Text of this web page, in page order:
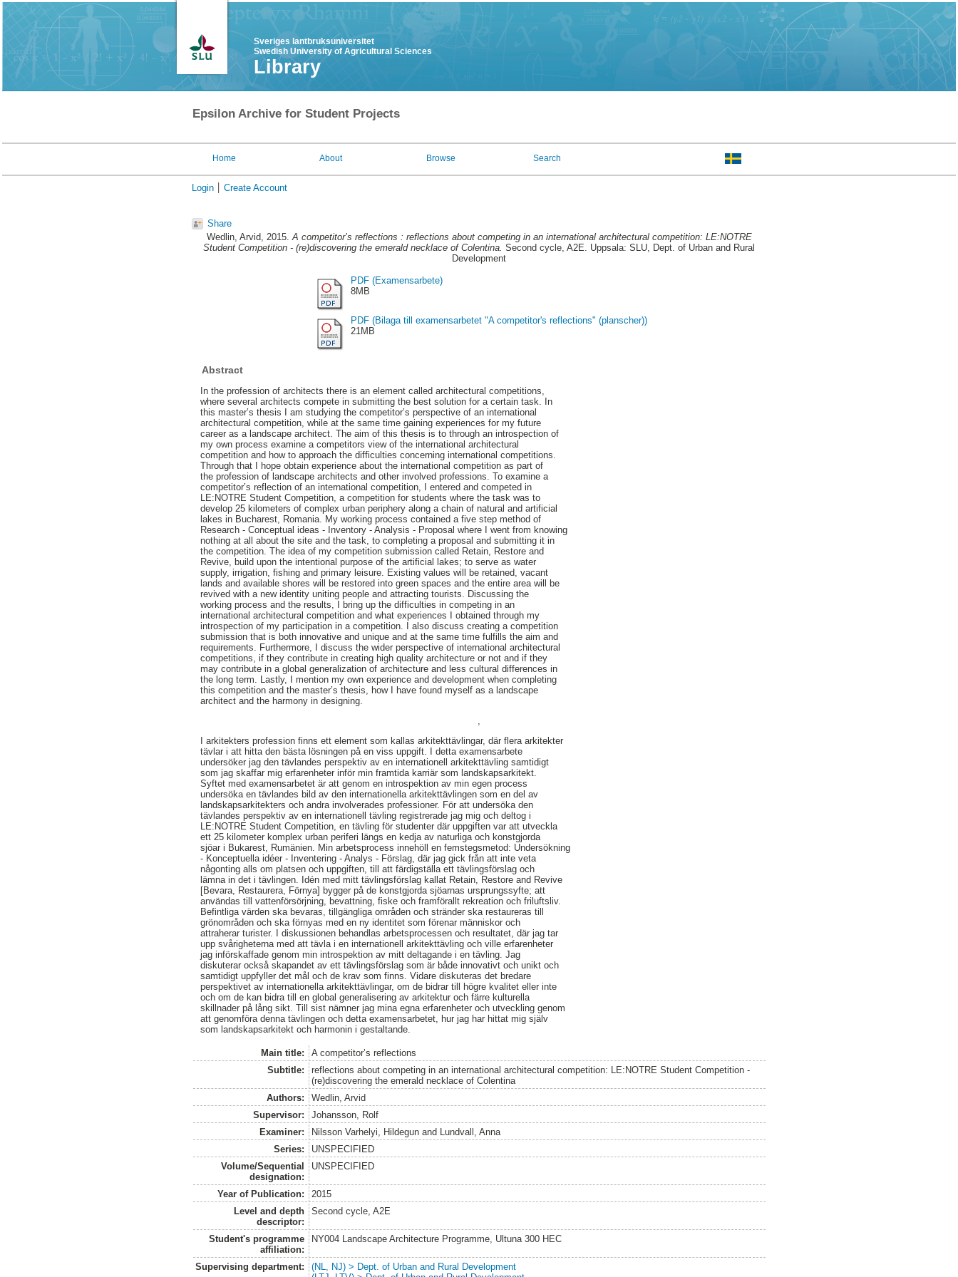
Sveriges lantbruksuniversitet
Swedish University of Agricultural Sciences
Library
Epsilon Archive for Student Projects
Home About Browse Search
Login Create Account
Share
Wedlin, Arvid, 2015.A competitor’s reflections : reflections about competing in an international architectural competition: LE:NOTRE
Student Competition - (re)discovering the emerald necklace of Colentina. Second cycle, A2E. Uppsala: SLU, Dept. of Urban and Rural
Development
PDF (Examensarbete)
8MB
PDF (Bilaga till examensarbetet "A competitor's reflections" (planscher))
21MB
Abstract
In the profession of architects there is an element called architectural competitions,
where several architects compete in submitting the best solution for a certain task. In
this master’s thesis I am studying the competitor’s perspective of an international
architectural competition, while at the same time gaining experiences for my future
career as a landscape architect. The aim of this thesis is to through an introspection of
my own process examine a competitors view of the international architectural
competition and how to approach the difficulties concerning international competitions.
Through that I hope obtain experience about the international competition as part of
the profession of landscape architects and other involved professions. To examine a
competitor’s reflection of an international competition, I entered and competed in
LE:NOTRE Student Competition, a competition for students where the task was to
develop 25 kilometers of complex urban periphery along a chain of natural and artificial
lakes in Bucharest, Romania. My working process contained a five step method of
Research - Conceptual ideas - Inventory - Analysis - Proposal where I went from knowing
nothing at all about the site and the task, to completing a proposal and submitting it in
the competition. The idea of my competition submission called Retain, Restore and
Revive, build upon the intentional purpose of the artificial lakes; to serve as water
supply, irrigation, fishing and primary leisure. Existing values will be retained, vacant
lands and available shores will be restored into green spaces and the entire area will be
revived with a new identity uniting people and attracting tourists. Discussing the
working process and the results, I bring up the difficulties in competing in an
international architectural competition and what experiences I obtained through my
introspection of my participation in a competition. I also discuss creating a competition
submission that is both innovative and unique and at the same time fulfills the aim and
requirements. Furthermore, I discuss the wider perspective of international architectural
competitions, if they contribute in creating high quality architecture or not and if they
may contribute in a global generalization of architecture and less cultural differences in
the long term. Lastly, I mention my own experience and development when completing
this competition and the master’s thesis, how I have found myself as a landscape
architect and the harmony in designing.
I arkitekters profession finns ett element som kallas arkitekttävlingar, där flera arkitekter
tävlar i att hitta den bästa lösningen på en viss uppgift. I detta examensarbete
undersöker jag den tävlandes perspektiv av en internationell arkitekttävling samtidigt
som jag skaffar mig erfarenheter inför min framtida karriär som landskapsarkitekt.
Syftet med examensarbetet är att genom en introspektion av min egen process
undersöka en tävlandes bild av den internationella arkitekttävlingen som en del av
landskapsarkitekters och andra involverades professioner. För att undersöka den
tävlandes perspektiv av en internationell tävling registrerade jag mig och deltog i
LE:NOTRE Student Competition, en tävling för studenter där uppgiften var att utveckla
ett 25 kilometer komplex urban periferi längs en kedja av naturliga och konstgjorda
sjöar i Bukarest, Rumänien. Min arbetsprocess innehöll en femstegsmetod: Undersökning
- Konceptuella idéer - Inventering - Analys - Förslag, där jag gick från att inte veta
någonting alls om platsen och uppgiften, till att färdigställa ett tävlingsförslag och
lämna in det i tävlingen. Idén med mitt tävlingsförslag kallat Retain, Restore and Revive
[Bevara, Restaurera, Förnya] bygger på de konstgjorda sjöarnas ursprungssyfte; att
användas till vattenförsörjning, bevattning, fiske och framförallt rekreation och friluftsliv.
Befintliga värden ska bevaras, tillgängliga områden och stränder ska restaureras till
grönområden och ska förnyas med en ny identitet som förenar människor och
attraherar turister. I diskussionen behandlas arbetsprocessen och resultatet, där jag tar
upp svårigheterna med att tävla i en internationell arkitekttävling och ville erfarenheter
jag införskaffade genom min introspektion av mitt deltagande i en tävling. Jag
diskuterar också skapandet av ett tävlingsförslag som är både innovativt och unikt och
samtidigt uppfyller det mål och de krav som finns. Vidare diskuteras det bredare
perspektivet av internationella arkitekttävlingar, om de bidrar till högre kvalitet eller inte
och om de kan bidra till en global generalisering av arkitektur och färre kulturella
skillnader på lång sikt. Till sist nämner jag mina egna erfarenheter och utveckling genom
att genomföra denna tävlingen och detta examensarbetet, hur jag har hittat mig själv
som landskapsarkitekt och harmonin i gestaltande.
Main title:
A competitor’s reflections
Subtitle:
reflections about competing in an international architectural competition: LE:NOTRE Student Competition -
(re)discovering the emerald necklace of Colentina
Authors:
Wedlin, Arvid
Supervisor:
Johansson, Rolf
Examiner:
Nilsson Varhelyi, Hildegunand Lundvall, Anna
Series:
UNSPECIFIED
Volume/Sequential
designation:
UNSPECIFIED
Year of Publication:
2015
Level and depth
descriptor:
Second cycle, A2E
Student's programme
affiliation:
NY004 Landscape Architecture Programme, Ultuna 300 HEC
Supervising department:
(NL, NJ) > Dept. of Urban and Rural Development